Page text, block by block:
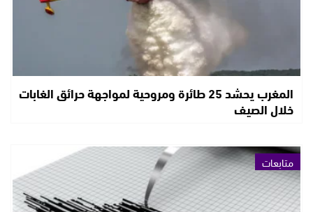
المغرب يحشد 25 طائرة ومروحية لمواجهة حرائق الغابات
خلال الصيف
متابعات